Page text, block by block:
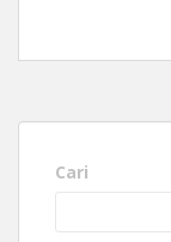
Cari